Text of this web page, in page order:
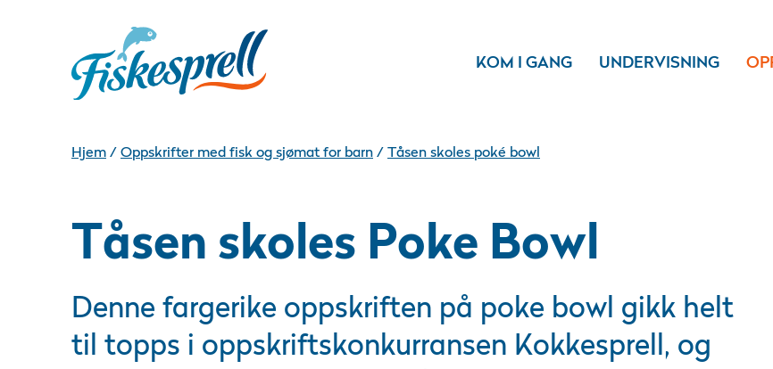
KOM I GANG UNDERVISNING
Hjem / Oppskrifter med fisk og sjømat for barn / Tåsen skoles poké bowl
Tåsen skoles Poke Bowl
Denne fargerike oppskriften på poke bowl gikk helt
til topps i oppskriftskonkurransen Kokkesprell, og